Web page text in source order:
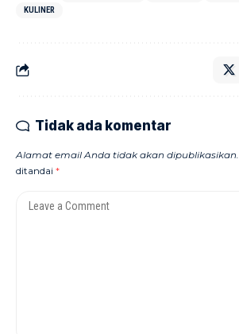
KULINER
Tidak ada komentar
Alamat email Anda tidak akan dipublikasikan.
ditandai *